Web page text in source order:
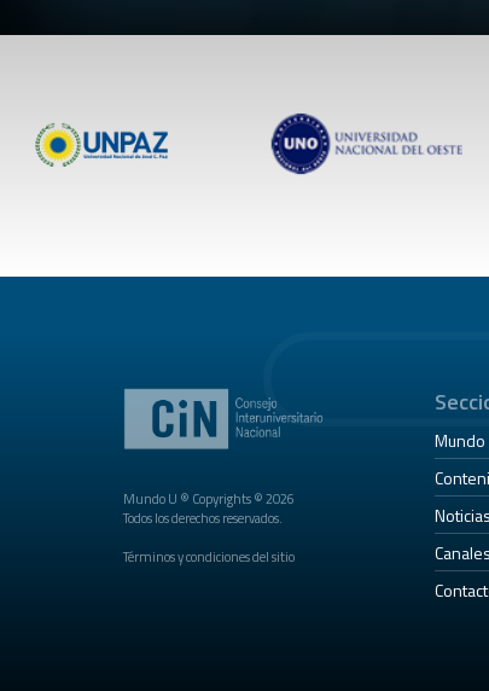
Mundo U ® Copyrights © 2026
Todos los derechos reservados.
Términos y condiciones del sitio
Mundo
Noticias
Canales